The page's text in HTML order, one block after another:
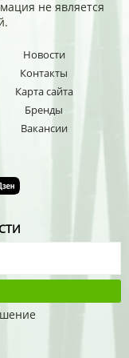
не является
Новости
Контакты
Карта сайта
Бренды
Вакансии